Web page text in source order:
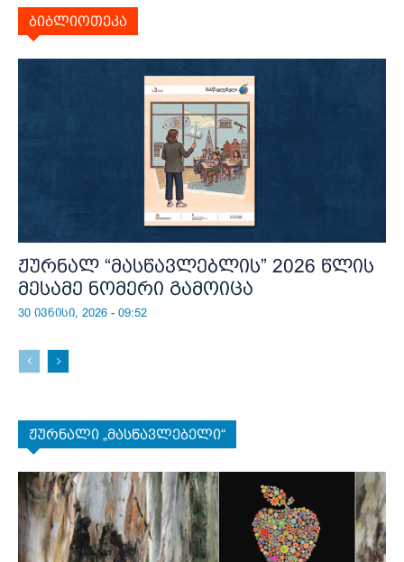
ბიბლიოთეკა
ჟურნალ “მასწავლებლის” 2026 წლის
მესამე ნომერი გამოიცა
30 ივნისი, 2026 - 09:52
ჟურნალი „მასწავლებელი“